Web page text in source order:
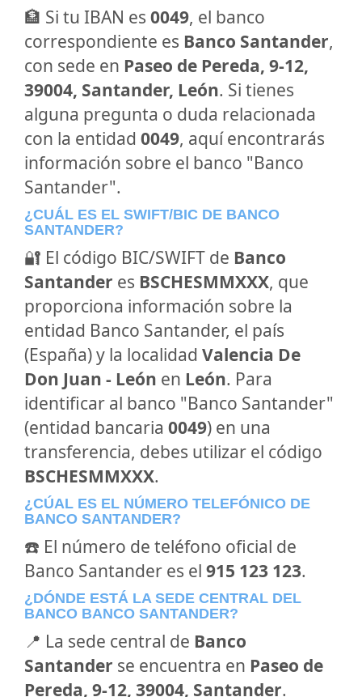
🏦 Si tu IBAN es 0049, el banco
correspondiente es Banco Santander,
con sede en Paseo de Pereda, 9-12,
39004, Santander, León. Si tienes
alguna pregunta o duda relacionada
con la entidad 0049, aquí encontrarás
información sobre el banco "Banco
Santander".
¿CUÁL ES EL SWIFT/BIC DE BANCO
SANTANDER?
🔐 El código BIC/SWIFT de Banco
Santander es BSCHESMMXXX, que
proporciona información sobre la
entidad Banco Santander, el país
(España) y la localidad Valencia De
Don Juan - León en León. Para
identificar al banco "Banco Santander"
(entidad bancaria 0049) en una
transferencia, debes utilizar el código
BSCHESMMXXX.
¿CÚAL ES EL NÚMERO TELEFÓNICO DE
BANCO SANTANDER?
☎️ El número de teléfono oficial de
Banco Santander es el 915 123 123.
¿DÓNDE ESTÁ LA SEDE CENTRAL DEL
BANCO BANCO SANTANDER?
📍 La sede central de Banco
Santander se encuentra en Paseo de
Pereda, 9-12, 39004, Santander.